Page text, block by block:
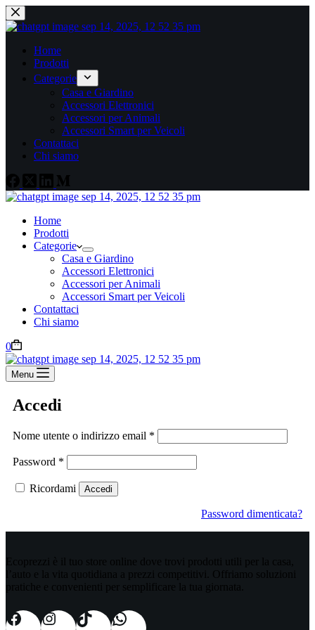
Home
Prodotti
Categorie
Casa e Giardino
Accessori Elettronici
Accessori per Animali
Accessori Smart per Veicoli
Contattaci
Chi siamo
Home
Prodotti
Categorie
Casa e Giardino
Accessori Elettronici
Accessori per Animali
Accessori Smart per Veicoli
Contattaci
Chi siamo
0
Menu
Accedi
Nome utente o indirizzo email *
Password *
Ricordami Accedi
Password dimenticata?
Ecoprezzi è il tuo store online dove trovi prodotti utili per la casa,
l’auto e la vita quotidiana a prezzi competitivi. Offriamo soluzioni
pratiche e convenienti per semplificare la tua giornata.